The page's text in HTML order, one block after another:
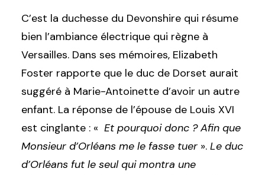
C’est la duchesse du Devonshire qui résume
bien l’ambiance électrique qui règne à
Versailles. Dans ses mémoires, Elizabeth
Foster rapporte que le duc de Dorset aurait
suggéré à Marie-Antoinette d’avoir un autre
enfant. La réponse de l’épouse de Louis XVI
est cinglante : « Et pourquoi donc ? Afin que
Monsieur d’Orléans me le fasse tuer ». Le duc
d’Orléans fut le seul qui montra une